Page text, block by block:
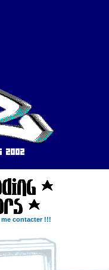
me contacter !!!